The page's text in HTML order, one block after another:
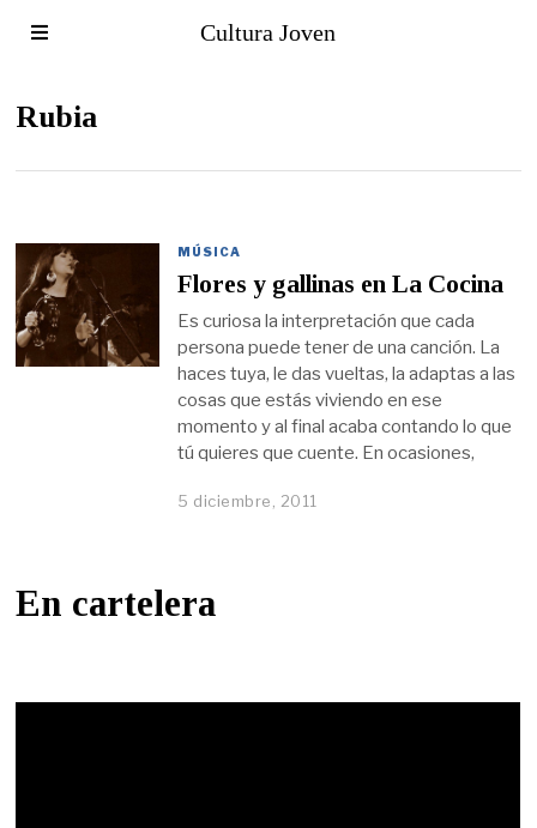
Cultura Joven
Rubia
MÚSICA
Flores y gallinas en La Cocina
Es curiosa la interpretación que cada
persona puede tener de una canción. La
haces tuya, le das vueltas, la adaptas a las
cosas que estás viviendo en ese
momento y al final acaba contando lo que
tú quieres que cuente. En ocasiones,
5 diciembre, 2011
En cartelera